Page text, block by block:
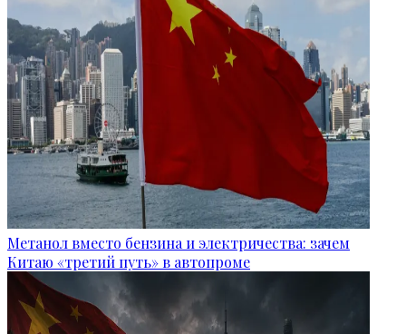
Метанол вместо бензина и электричества: зачем
Китаю «третий путь» в автопроме